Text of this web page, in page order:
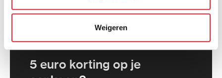
kunnen ontvangen en verwerken.
Weigeren
5 euro korting op je